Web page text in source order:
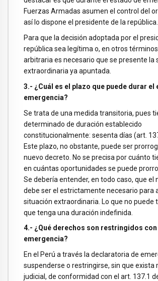
Fuerzas Armadas asumen el control del
así lo dispone el presidente de la república.
Para que la decisión adoptada por el
república sea legítima o, en otros
arbitraria es necesario que se presente la
extraordinaria ya apuntada.
3.- ¿Cuál es el plazo que puede durar el
emergencia?
Se trata de una medida transitoria, pues
determinado de duración establecido
constitucionalmente: sesenta días (art.
Este plazo, no obstante, puede ser
nuevo decreto. No se precisa por cuánto
en cuántas oportunidades se puede
Se debería entender, en todo caso, que el
debe ser el estrictamente necesario para
situación extraordinaria. Lo que no puede
que tenga una duración indefinida.
4.- ¿Qué derechos son restringidos
emergencia?
En el Perú a través la declaratoria de
suspenderse o restringirse, sin que exista
judicial, de conformidad con el art. 137.1